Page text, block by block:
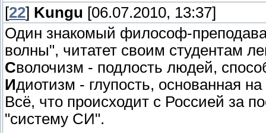
[22] Kungu [06.07.2010, 13:37]
Один знакомый философ-
волны", читатет своим студентам
Сволочизм - подлость людей,
Идиотизм - глупость, основанная
Всё, что происходит с Россией за
"систему СИ".